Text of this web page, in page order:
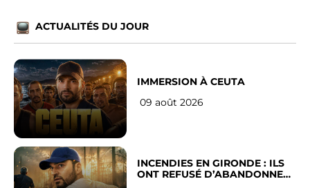
ACTUALITÉS DU JOUR
IMMERSION À CEUTA
09 août 2026
INCENDIES EN GIRONDE : ILS
ONT REFUSÉ D’ABANDONNER